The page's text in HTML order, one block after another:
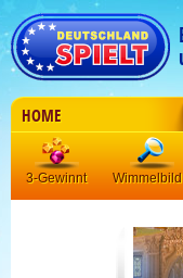
HOME
3-Gewinnt Wimmelbild